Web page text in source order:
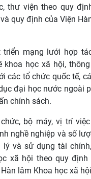
,thư việntheo quy
quy định của Viện
triển mạng lưới hợp
khoa học xã hội,
các tổ chức quốc tế,
đại học nước ngoài
chính sách.
bộ máy, vị trí
nghề nghiệp và số
lý và sử dụng tài
xã hội theo quy
lâm Khoa học xã